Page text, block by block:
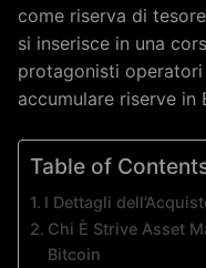
come riserva di
si inserisce in una
protagonisti
accumulare riserve in
Table of
I Dettagli
Chi È Strive Asset
Bitcoin